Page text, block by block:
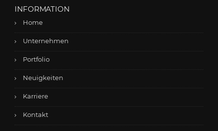
INFORMATION
Home
Unternehmen
Portfolio
Neuigkeiten
Karriere
Kontakt